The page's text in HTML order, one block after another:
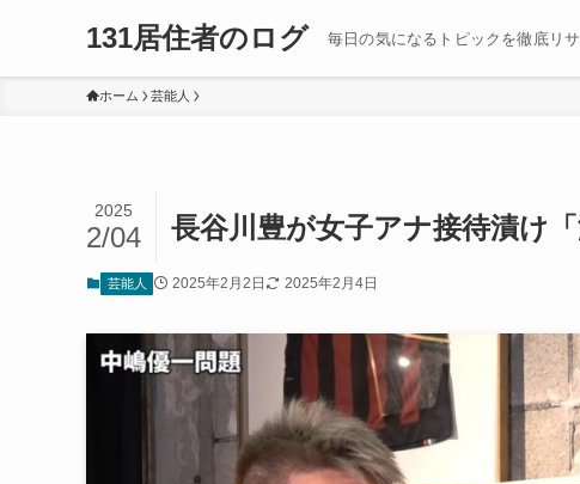
131居住者のログ 毎日の気になるトピックを徹底リサ
ホーム 芸能人
長谷川豊が女子アナ接待漬け
2025
2/04
芸能人 2025年2月2日 2025年2月4日